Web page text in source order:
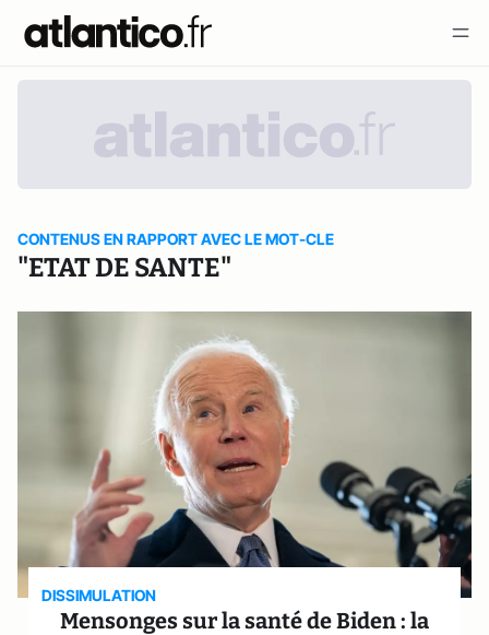
CONTENUS EN RAPPORT AVEC LE MOT-CLE
"ETAT DE SANTE"
DISSIMULATION
Mensonges sur la santé de Biden : la